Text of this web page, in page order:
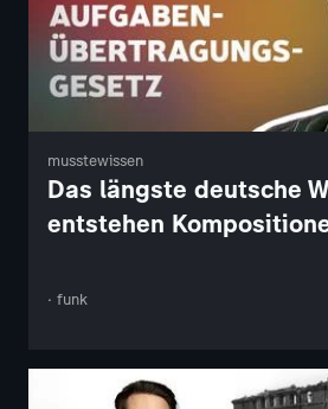
musstewissen
Das längste deutsche
entstehen
· funk